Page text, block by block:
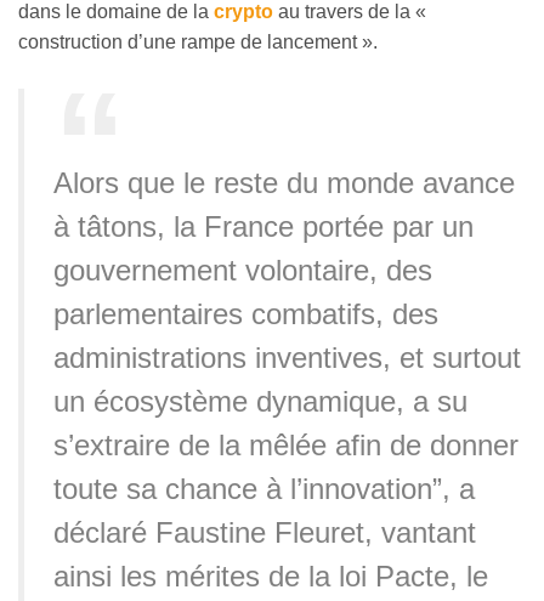
dans le domaine de la crypto au travers de la «
construction d’une rampe de lancement ».
Alors que le reste du monde avance
à tâtons, la France portée par un
gouvernement volontaire, des
parlementaires combatifs, des
administrations inventives, et surtout
un écosystème dynamique, a su
s’extraire de la mêlée afin de donner
toute sa chance à l’innovation”, a
déclaré Faustine Fleuret, vantant
ainsi les mérites de la loi Pacte, le